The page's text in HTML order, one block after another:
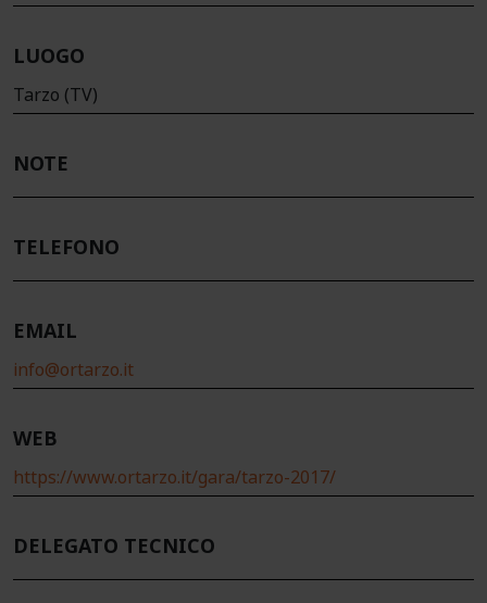
LUOGO
Tarzo (TV)
NOTE
TELEFONO
EMAIL
info@ortarzo.it
WEB
https://www.ortarzo.it/gara/tarzo-2017/
DELEGATO TECNICO